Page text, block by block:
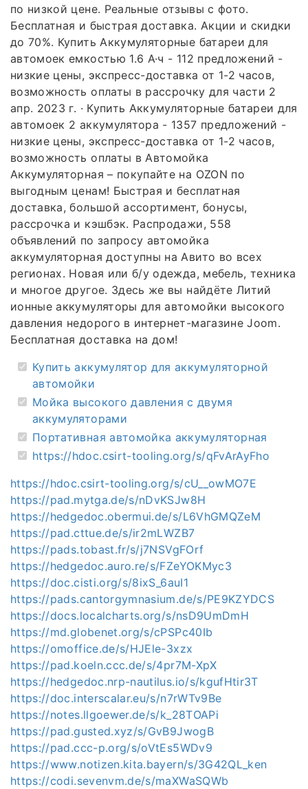
по низкой цене. Реальные отзывы с фото.
Бесплатная и быстрая доставка. Акции и скидки
до 70%. Купить Аккумуляторные батареи для
автомоек емкостью 1.6 А·ч - 112 предложений -
низкие цены, экспресс-доставка от 1-2 часов,
возможность оплаты в рассрочку для части 2
апр. 2023 г. · Купить Аккумуляторные батареи для
автомоек 2 аккумулятора - 1357 предложений -
низкие цены, экспресс-доставка от 1-2 часов,
возможность оплаты в Автомойка
Аккумуляторная – покупайте на OZON по
выгодным ценам! Быстрая и бесплатная
доставка, большой ассортимент, бонусы,
рассрочка и кэшбэк. Распродажи, 558
объявлений по запросу автомойка
аккумуляторная доступны на Авито во всех
регионах. Новая или б/у одежда, мебель, техника
и многое другое. Здесь же вы найдёте Литий
ионные аккумуляторы для автомойки высокого
давления недорого в интернет-магазине Joom.
Бесплатная доставка на дом!
Купить аккумулятор для аккумуляторной
автомойки
Мойка высокого давления с двумя
аккумуляторами
Портативная автомойка аккумуляторная
https://hdoc.csirt-tooling.org/s/qFvArAyFho
https://hdoc.csirt-tooling.org/s/cU__owMO7E
https://pad.mytga.de/s/nDvKSJw8H
https://hedgedoc.obermui.de/s/L6VhGMQZeM
https://pad.cttue.de/s/ir2mLWZB7
https://pads.tobast.fr/s/j7NSVgFOrf
https://hedgedoc.auro.re/s/FZeYOKMyc3
https://doc.cisti.org/s/8ixS_6auI1
https://pads.cantorgymnasium.de/s/PE9KZYDCS
https://docs.localcharts.org/s/nsD9UmDmH
https://md.globenet.org/s/cPSPc40Ib
https://omoffice.de/s/HJEle-3xzx
https://pad.koeln.ccc.de/s/4pr7M-XpX
https://hedgedoc.nrp-nautilus.io/s/kgufHtir3T
https://doc.interscalar.eu/s/n7rWTv9Be
https://notes.llgoewer.de/s/k_28TOAPi
https://pad.gusted.xyz/s/GvB9JwogB
https://pad.ccc-p.org/s/oVtEs5WDv9
https://www.notizen.kita.bayern/s/3G42QL_ken
https://codi.sevenvm.de/s/maXWaSQWb